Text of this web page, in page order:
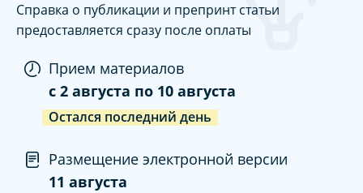
Справка о публикации и препринт статьи
предоставляется сразу после оплаты
Прием материалов
c 2 августа по 10 августа
Остался последний день
Размещение электронной версии
11 августа